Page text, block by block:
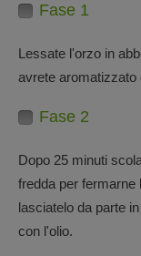
Fase 1
Lessate l'orzo in
avrete aromatizzato
Fase 2
Dopo 25 minuti
fredda per fermarne
lasciatelo da parte
con l'olio.